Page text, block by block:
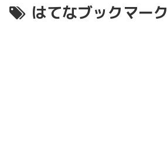
はてなブックマーク